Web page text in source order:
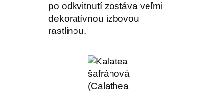
po odkvitnutí zostáva veľmi
dekoratívnou izbovou
rastlinou.